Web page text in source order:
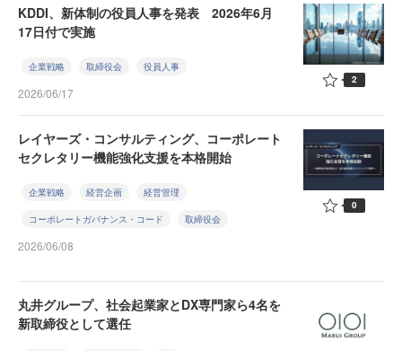
KDDI、新体制の役員人事を発表 2026年6月
17日付で実施
企業戦略 取締役会 役員人事
2026/06/17
2
レイヤーズ・コンサルティング、コーポレート
セクレタリー機能強化支援を本格開始
企業戦略 経営企画 経営管理
コーポレートガバナンス・コード 取締役会
2026/06/08
0
丸井グループ、社会起業家とDX専門家ら4名を
新取締役として選任